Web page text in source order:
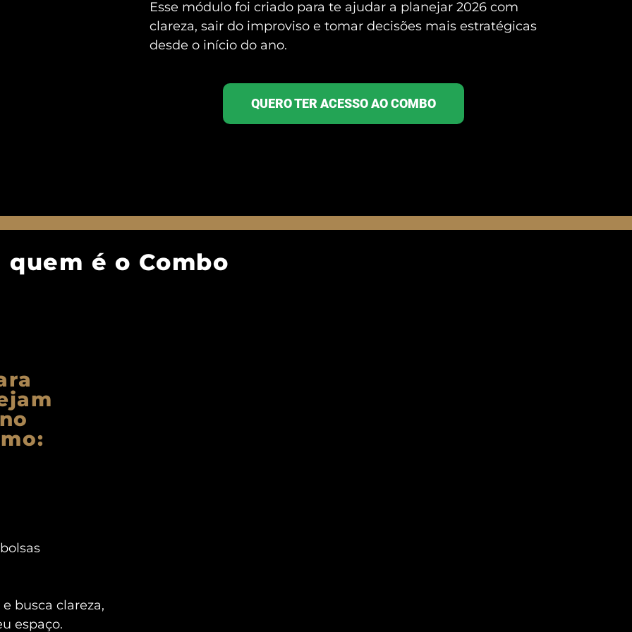
Esse módulo foi criado para te ajudar a planejar 2026 com
clareza, sair do improviso e tomar decisões mais estratégicas
desde o início do ano.
QUERO TER ACESSO AO COMBO
quem é o Combo
busca clareza,
espaço.